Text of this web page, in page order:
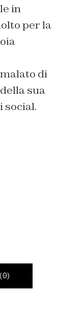
in
per la
di
sua
social.